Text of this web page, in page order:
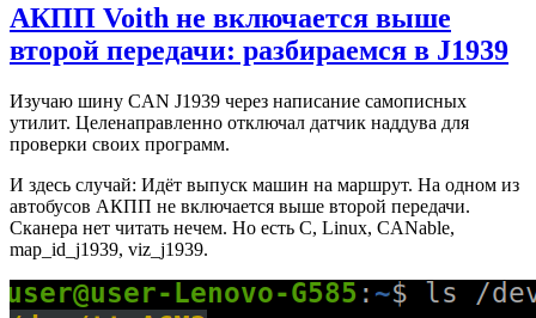
АКПП Voith не включается выше
второй передачи: разбираемся в J1939
Изучаю шину CAN J1939 через написание самописных
утилит. Целенаправленно отключал датчик наддува для
проверки своих программ.
И здесь случай: Идёт выпуск машин на маршрут. На одном из
автобусов АКПП не включается выше второй передачи.
Сканера нет читать нечем. Но есть C, Linux, CANable,
map_id_j1939, viz_j1939.